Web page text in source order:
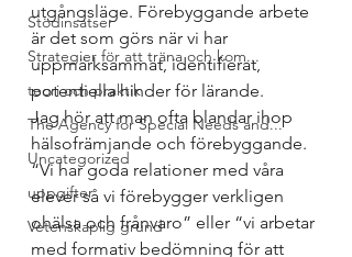
Stödinsatser
Strategier för att träna och kom...
teori och praktik
The Agency for Special Needs and...
Uncategorized
uppgifter
Vetenskaplig grund
utgångsläge. Förebyggande arbete
är det som görs när vi har
uppmärksammat, identifierat,
potentiella hinder för lärande.
Jag hör att man ofta blandar ihop
hälsofrämjande och förebyggande.
“Vi har goda relationer med våra
elever så vi förebygger verkligen
ohälsa och frånvaro” eller “vi arbetar
med formativ bedömning för att